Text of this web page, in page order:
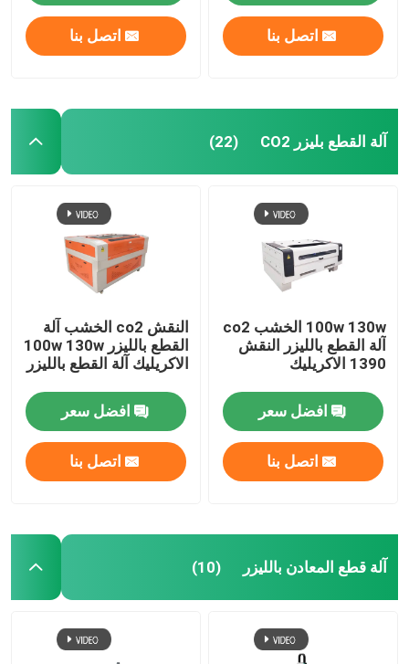
اتصل بنا اتصل بنا
آلة القطع بليزر CO2 (22)
100w 130w الخشب co2
آلة القطع بالليزر النقش
1390 الاكريليك
افضل سعر
اتصل بنا
النقش co2 الخشب آلة
القطع بالليزر 100w 130w
الاكريليك آلة القطع بالليزر
افضل سعر
اتصل بنا
آلة قطع المعادن بالليزر (10)